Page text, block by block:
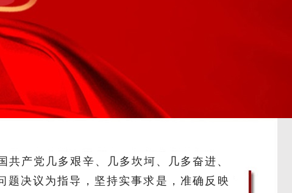
产党几多艰辛、几多坎坷、几多奋进、
题决议为指导，坚持实事求是，准确反映